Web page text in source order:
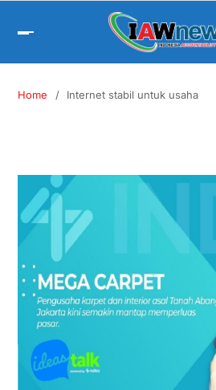
Home Internet stabil untuk usaha